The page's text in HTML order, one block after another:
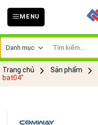
Skip
MENU
kiếm:
Trang chủ Sản phẩm
bat04”